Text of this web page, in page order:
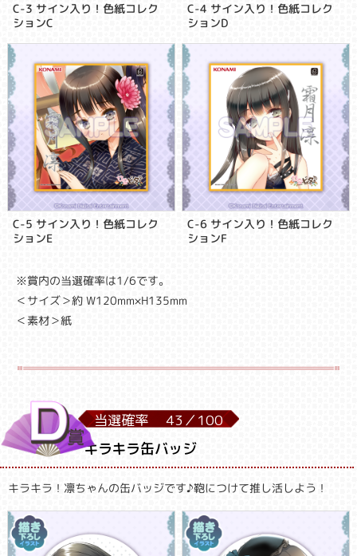
C-3 サイン入り！色紙コレク
ションC
C-4 サイン入り！色紙コレク
ションD
C-5 サイン入り！色紙コレク
ションE
C-6 サイン入り！色紙コレク
ションF
※賞内の当選確率は1/6です。
＜サイズ＞約 W120mm×H135mm
＜素材＞紙
当選確率 43／100
キラキラ缶バッジ
キラキラ！凛ちゃんの缶バッジです♪鞄につけて推し活しよう！